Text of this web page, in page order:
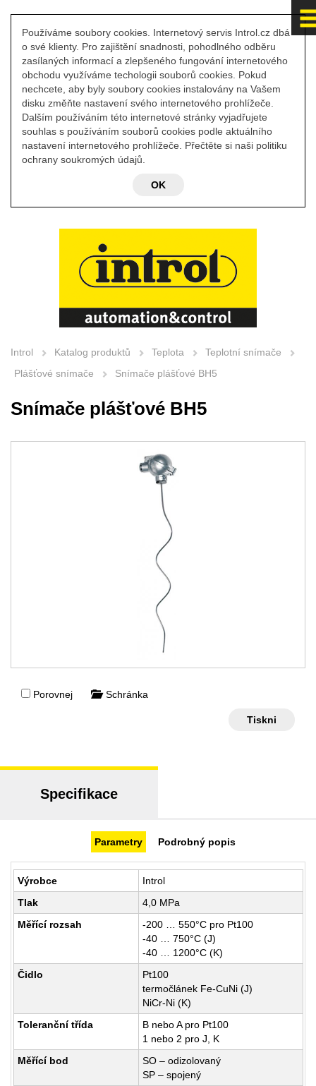
Používáme soubory cookies. Internetový servis Introl.cz dbá
o své klienty. Pro zajištění snadnosti, pohodlného odběru
zasílaných informací a zlepšeného fungování internetového
obchodu využíváme techologii souborů cookies. Pokud
nechcete, aby byly soubory cookies instalovány na Vašem
disku změňte nastavení svého internetového prohlížeče.
Dalším používáním této internetové stránky vyjadřujete
souhlas s používáním souborů cookies podle aktuálního
nastavení internetového prohlížeče. Přečtěte si naši politiku
ochrany soukromých údajů.
OK
Introl Katalog produktů Teplota
Teplotní snímače
Plášťové snímače
Snímače plášťové BH5
Snímače plášťové BH5
Porovnej Schránka
Tiskni
Specifikace
Parametry Podrobný popis
Výrobce
Introl
Tlak
4,0 MPa
Měřící rozsah
-200 … 550°C pro Pt100
-40 … 750°C (J)
-40 … 1200°C (K)
Čidlo
Pt100
termočlánek Fe-CuNi (J)
NiCr-Ni (K)
Toleranční třída
B nebo A pro Pt100
1 nebo 2 pro J, K
Měřící bod
SO – odizolovaný
SP – spojený